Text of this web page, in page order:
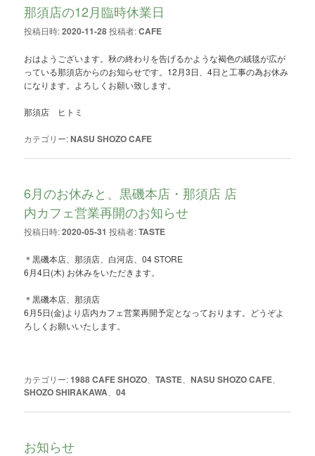
那須店の12月臨時休業日
投稿日時:2020-11-28投稿者:CAFE
おはようございます。秋の終わりを告げるかような褐色の絨毯が広が
っている那須店からのお知らせです。12月3日、4日と工事の為お休み
になります。よろしくお願い致します。
那須店 ヒトミ
カテゴリー:NASU SHOZO CAFE
6月のお休みと、黒磯本店・那須店 店
内カフェ営業再開のお知らせ
投稿日時:2020-05-31 投稿者:TASTE
＊黒磯本店、那須店、白河店、04 STORE
6月4日(木) お休みをいただきます。
＊黒磯本店、那須店
6月5日(金)より店内カフェ営業再開予定となっております。どうぞよ
ろしくお願いいたします。
カテゴリー:1988 CAFE SHOZO 、TASTE 、NASU SHOZO CAFE
SHOZO SHIRAKAWA 、04
お知らせ